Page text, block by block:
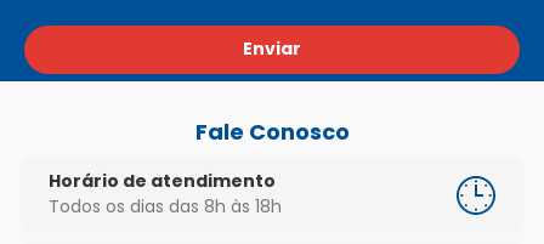
Enviar
Fale Conosco
Horário de atendimento
Todos os dias das 8h às 18h